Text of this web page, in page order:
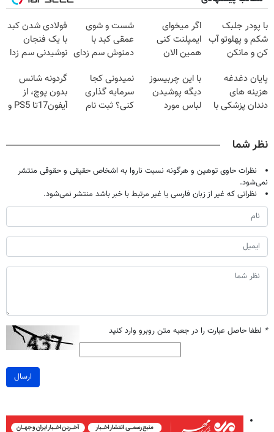
Image failed to
با پودر جلبک
شکم و پهلوتو آب
کن و مانکن
امشب)
Image failed to
load
اگر میخوای
ایمپلنت کنی
همین الان
۲۵ میلیون
تومان!!!
Image failed to
شست و شوی
عمقی کبد با
دمنوش سم زدای
Image failed to
load
فولادی شدن کبد
با یک فنجان
نوشیدنی سم زدا
Image failed to
پایان دغدغه
هزینه های
دندان پزشکی با
Image failed to
با این چربیسوز
دیگه پوشیدن
لباس مورد
Image failed to
نمیدونی کجا
سرمایه گذاری
کنی؟ ثبت نام
Image failed to
load
گردونه شانس
بدون پوچ، از
آیفون17تا PS5 و
نظر شما
نظرات حاوی توهین و هرگونه نسبت ناروا به اشخاص حقیقی و حقوقی منتشر
نمی‌شود.
نظراتی که غیر از زبان فارسی یا غیر مرتبط با خبر باشد منتشر نمی‌شود.
* لطفا حاصل عبارت را در جعبه متن روبرو وارد کنید
ارسال